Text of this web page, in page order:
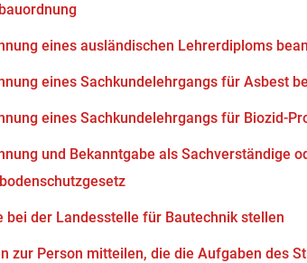
eines ausländischen Lehrerdiploms
eines Sachkundelehrgangs für Asbest
eines Sachkundelehrgangs für Biozid-
und Bekanntgabe als Sachverständige
bei der Landesstelle für Bautechnik stellen
zur Person mitteilen, die die Aufgaben des